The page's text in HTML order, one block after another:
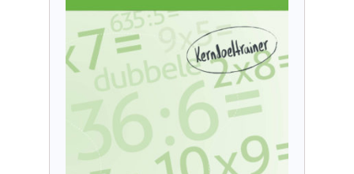
gekozen
worden
de
productpagina